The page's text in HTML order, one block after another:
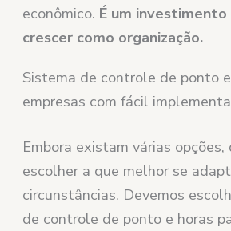
econômico. É um investimento
crescer como organização.
Sistema de controle de ponto
empresas com fácil
Embora existam várias opções,
escolher a que melhor se
circunstâncias. Devemos
de controle de ponto e horas